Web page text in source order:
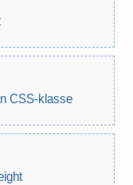
CSS-klasse